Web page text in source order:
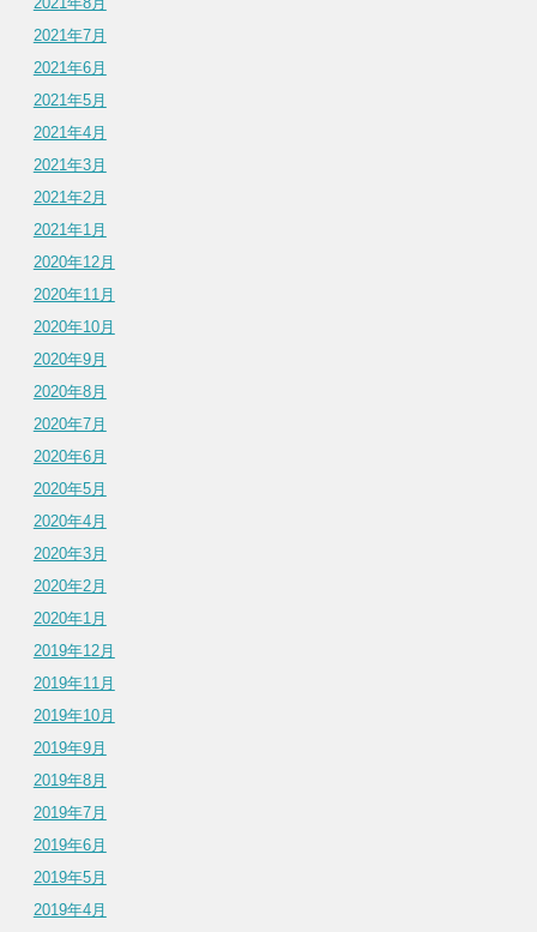
2021年7月
2021年6月
2021年5月
2021年4月
2021年3月
2021年2月
2021年1月
2020年12月
2020年11月
2020年10月
2020年9月
2020年8月
2020年7月
2020年6月
2020年5月
2020年4月
2020年3月
2020年2月
2020年1月
2019年12月
2019年11月
2019年10月
2019年9月
2019年8月
2019年7月
2019年6月
2019年5月
2019年4月